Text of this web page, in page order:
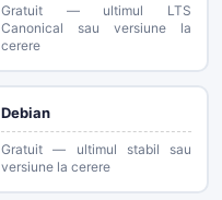
Gratuit — ultimul LTS
Canonical sau versiune la
cerere
Debian
Gratuit — ultimul stabil sau
versiune la cerere